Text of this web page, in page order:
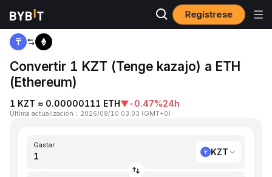
Regístrese
Inicio KZT to ETH
Convertir 1 KZT (Tenge kazajo) a ETH
(Ethereum)
1 KZT ≈ 0.00000111 ETH▼-0.47%24h
Última actualización ： 2026/08/10 03:03 (GMT+0)
Gastar
KZT